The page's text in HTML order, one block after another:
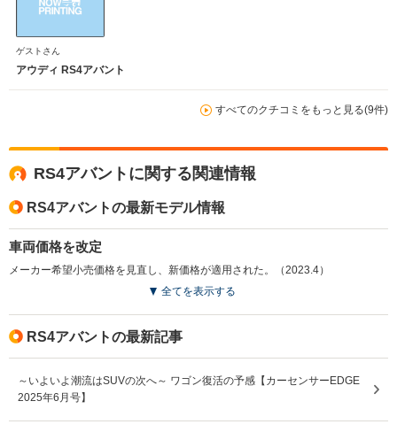
ゲストさん
アウディ RS4アバント
すべてのクチコミをもっと見る(9件)
RS4アバントに関する関連情報
RS4アバントの最新モデル情報
車両価格を改定
メーカー希望小売価格を見直し、新価格が適用された。（2023.4）
全てを表示する
RS4アバントの最新記事
～いよいよ潮流はSUVの次へ～ ワゴン復活の予感【カーセンサーEDGE
2025年6月号】